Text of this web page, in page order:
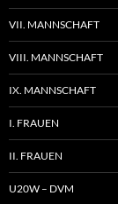
VII. MANNSCHAFT
VIII. MANNSCHAFT
IX. MANNSCHAFT
I. FRAUEN
II. FRAUEN
U20W – DVM